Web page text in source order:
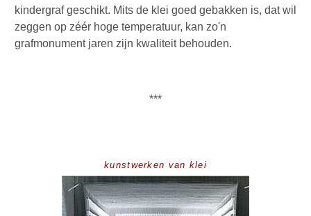
kindergraf geschikt. Mits de klei goed gebakken is, dat wil
zeggen op zéér hoge temperatuur, kan zo'n
grafmonument jaren zijn kwaliteit behouden.
***
kunstwerken van klei